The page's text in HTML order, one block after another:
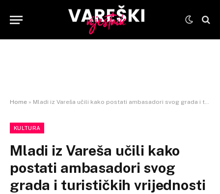
Home » Mladi iz Vareša učili kako postati ambasadori svog grada i turističkih vrijednosti
KULTURA
Mladi iz Vareša učili kako
postati ambasadori svog
grada i turističkih vrijednosti